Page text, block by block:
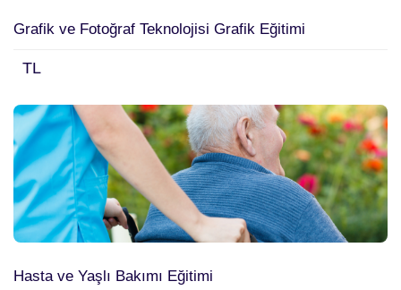
Grafik ve Fotoğraf Teknolojisi Grafik Eğitimi
TL
Hasta ve Yaşlı Bakımı Eğitimi